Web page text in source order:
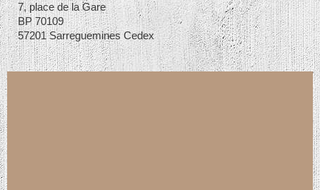
7, place de la Gare
BP 70109
57201 Sarreguemines Cedex